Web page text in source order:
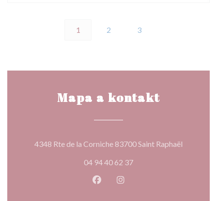
1 2 3
Mapa a kontakt
4348 Rte de la Corniche 83700 Saint Raphaël
04 94 40 62 37
Facebook ((otevře se v novém
Instagram ((otevře se v